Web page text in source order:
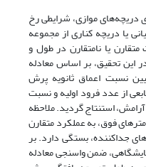
دریچه‌های موازی، شرایطی رخ
یا دریچه کناری از مجموعه
یا نامتقارن در طول و
تحقیق، بر اساس معادله
نسبت اعماق ثانویه پرش
از عدد فرود اولیه و نسبت
استنتاج گردید. ملاحظه
فوق، به عملکرد متقارن
جداکننده، بستگی دارد. بر
ضمن واسنجی معادله